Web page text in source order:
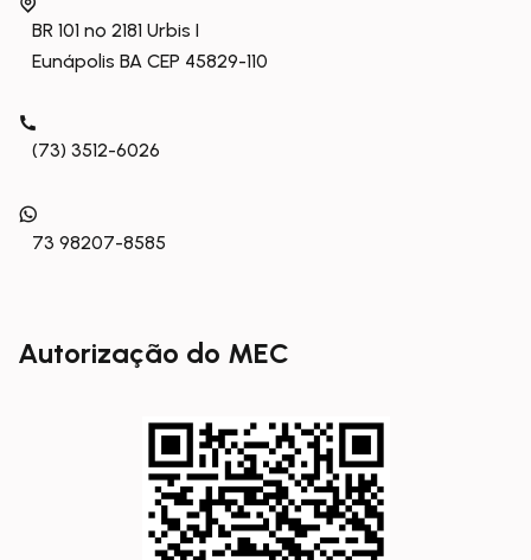
BR 101 nº 2181 Urbis I
Eunápolis BA CEP 45829-110
(73) 3512-6026
73 98207-8585
Autorização do MEC